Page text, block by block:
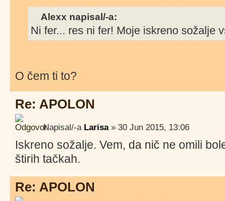
Alexx napisal/-a:
Ni fer... res ni fer! Moje iskreno sožalje
O čem ti to?
Re: APOLON
Napisal/-a Larisa» 30 Jun 2015, 13:06
Iskreno sožalje. Vem, da nič ne omili
štirih tačkah.
Re: APOLON